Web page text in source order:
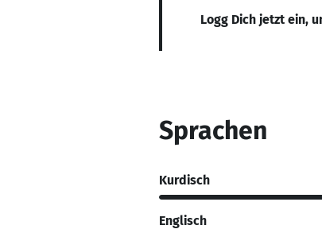
Logg Dich jetzt ein,
Sprachen
Kurdisch
Englisch